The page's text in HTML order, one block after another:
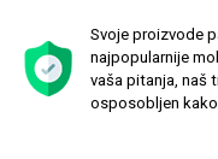
Svoje proizvode
najpopularnije
vaša pitanja, naš
osposobljen